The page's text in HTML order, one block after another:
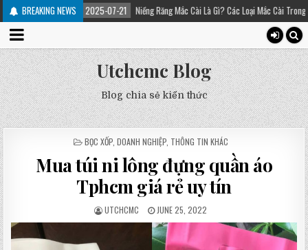
BREAKING NEWS
2025-07-21 Niềng Răng Mắc Cài Là Gì? Các Loại Mắc Cài Trong Niềng Răng –
Utchcmc Blog
Blog chia sẻ kiến thức
POSTED
BỌC XỐP, DOANH NGHIỆP, THÔNG TIN KHÁC
Mua túi ni lông đựng quần áo
Tphcm giá rẻ uy tín
UTCHCMC JUNE 25, 2022